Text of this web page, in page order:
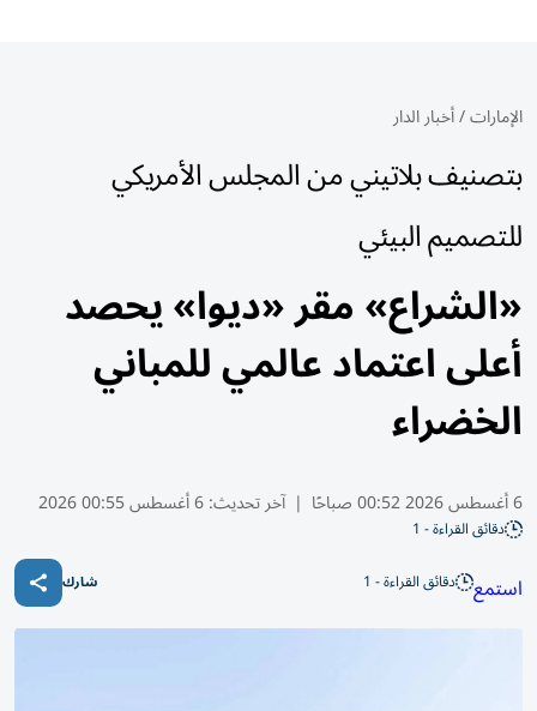
الإمارات/أخبار الدار
بتصنيف بلاتيني من المجلس الأمريكي
للتصميم البيئي
«الشراع» مقر «ديوا» يحصد
أعلى اعتماد عالمي للمباني
الخضراء
6 أغسطس 2026 00:52 صباحًا | آخر تحديث:6 أغسطس 00:55 2026
دقائق القراءة - 1
استمع دقائق القراءة - 1 شارك